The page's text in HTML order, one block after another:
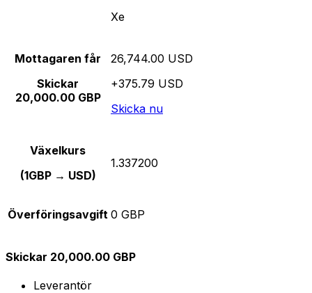
Xe
Mottagaren får
Skickar
20,000.00 GBP
26,744.00 USD
+375.79 USD
Skicka nu
Växelkurs
(1GBP → USD)
1.337200
Överföringsavgift 0 GBP
Skickar 20,000.00 GBP
Leverantör